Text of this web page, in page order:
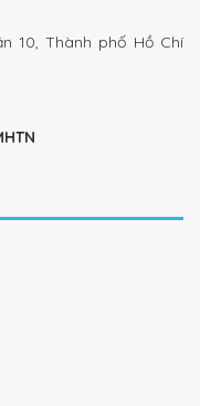
10, Thành phố Hồ Chí